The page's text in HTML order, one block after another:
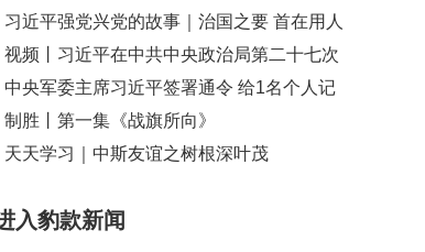
民军队之责”
习近平强党兴党的故事｜治国之要 首在用人
视频丨习近平在中共中央政治局第二十七次
集体学习时强调 强化政治引领 深化创新发
展 高质量推进国防和军队现代化
中央军委主席习近平签署通令 给1名个人记
功
制胜丨第一集《战旗所向》
天天学习｜中斯友谊之树根深叶茂
入豹款新闻